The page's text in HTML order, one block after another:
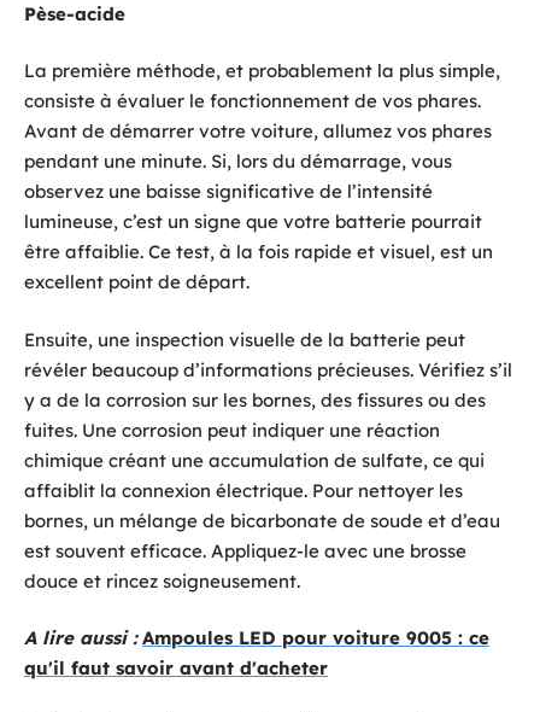
Pèse-acide
La première méthode, et probablement la plus simple,
consiste à évaluer le fonctionnement de vos phares.
Avant de démarrer votre voiture, allumez vos phares
pendant une minute. Si, lors du démarrage, vous
observez une baisse significative de l’intensité
lumineuse, c’est un signe que votre batterie pourrait
être affaiblie. Ce test, à la fois rapide et visuel, est un
excellent point de départ.
Ensuite, une inspection visuelle de la batterie peut
révéler beaucoup d’informations précieuses. Vérifiez s’il
y a de la corrosion sur les bornes, des fissures ou des
fuites. Une corrosion peut indiquer une réaction
chimique créant une accumulation de sulfate, ce qui
affaiblit la connexion électrique. Pour nettoyer les
bornes, un mélange de bicarbonate de soude et d’eau
est souvent efficace. Appliquez-le avec une brosse
douce et rincez soigneusement.
A lire aussi : Ampoules LED pour voiture 9005 : ce
qu'il faut savoir avant d'acheter